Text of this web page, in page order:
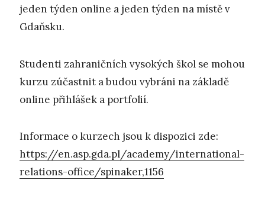
jeden týden online a jeden týden na místě v
Gdaňsku.
Studenti zahraničních vysokých škol se mohou
kurzu zúčastnit a budou vybráni na základě
online přihlášek a portfolií.
Informace o kurzech jsou k dispozici zde:
https://en.asp.gda.pl/academy/international-
relations-office/spinaker,1156